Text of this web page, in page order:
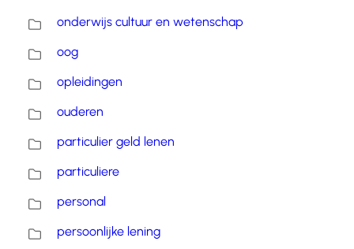
onderwijs cultuur en wetenschap
oog
opleidingen
ouderen
particulier geld lenen
particuliere
personal
persoonlijke lening